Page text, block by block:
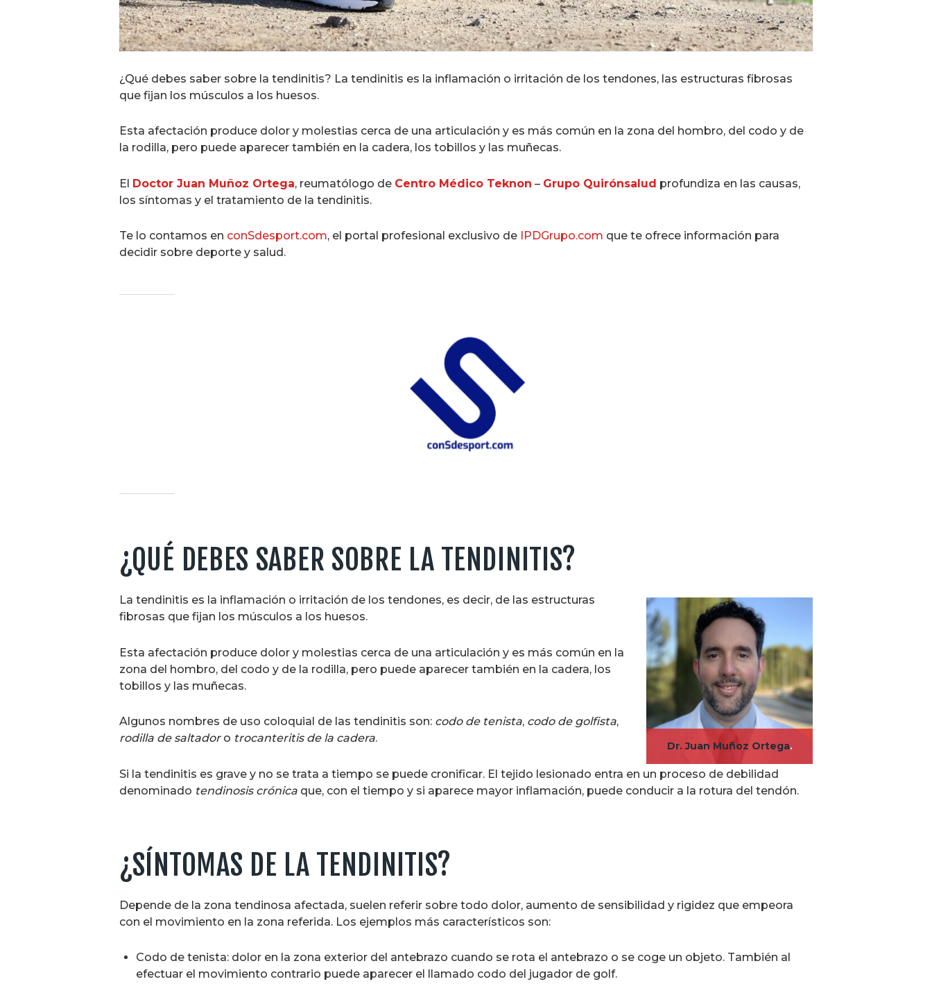
¿Qué debes saber sobre la tendinitis? La tendinitis es la inflamación o irritación de los tendones, las estructuras fibrosas
que fijan los músculos a los huesos.
Esta afectación produce dolor y molestias cerca de una articulación y es más común en la zona del hombro, del codo y de
la rodilla, pero puede aparecer también en la cadera, los tobillos y las muñecas.
El Doctor Juan Muñoz Ortega, reumatólogo de Centro Médico Teknon – Grupo Quirónsalud profundiza en las causas,
los síntomas y el tratamiento de la tendinitis.
Te lo contamos en conSdesport.com, el portal profesional exclusivo de IPDGrupo.com que te ofrece información para
decidir sobre deporte y salud.
¿QUÉ DEBES SABER SOBRE LA TENDINITIS?
Dr. Juan Muñoz Ortega.
La tendinitis es la inflamación o irritación de los tendones, es decir, de las estructuras
fibrosas que fijan los músculos a los huesos.
Esta afectación produce dolor y molestias cerca de una articulación y es más común en la
zona del hombro, del codo y de la rodilla, pero puede aparecer también en la cadera, los
tobillos y las muñecas.
Algunos nombres de uso coloquial de las tendinitis son: codo de tenista, codo de golfista,
rodilla de saltadoro trocanteritis de la cadera.
Si la tendinitis es grave y no se trata a tiempo se puede cronificar. El tejido lesionado entra en un proceso de debilidad
denominado tendinosis crónica que, con el tiempo y si aparece mayor inflamación, puede conducir a la rotura del tendón.
¿SÍNTOMAS DE LA TENDINITIS?
Depende de la zona tendinosa afectada, suelen referir sobre todo dolor, aumento de sensibilidad y rigidez que empeora
con el movimiento en la zona referida. Los ejemplos más característicos son:
­Codo de tenista: dolor en la zona exterior del antebrazo cuando se rota el antebrazo o se coge un objeto. También al
efectuar el movimiento contrario puede aparecer el llamado codo del jugador de golf.